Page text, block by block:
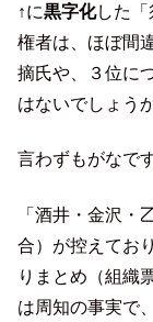
↑に黒字化した「
権者は、ほぼ間
摘氏や、３位に
はないでしょう
言わずもがなで
「酒井・金沢・
合）が控えてお
りまとめ（組織
は周知の事実で